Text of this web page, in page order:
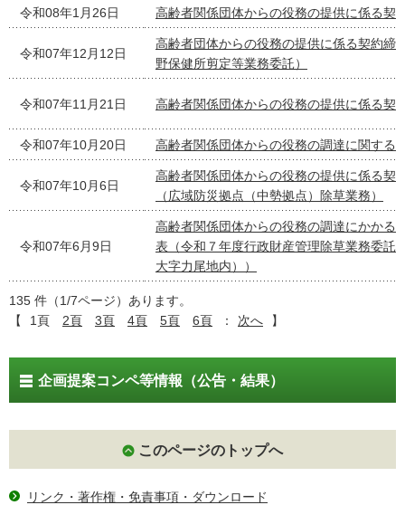
令和08年1月26日 高齢者関係団体からの役務の提供に係る契
令和07年12月12日
高齢者団体からの役務の提供に係る契約締
野保健所剪定等業務委託）
令和07年11月21日 高齢者関係団体からの役務の提供に係る契
令和07年10月20日 高齢者関係団体からの役務の調達に関する
令和07年10月6日
高齢者関係団体からの役務の提供に係る契
（広域防災拠点（中勢拠点）除草業務）
令和07年6月9日
高齢者関係団体からの役務の調達にかかる
表（令和７年度行政財産管理除草業務委託
大字力尾地内））
135 件（1/7ページ）あります。
【
1頁 2頁 3頁 4頁 5頁 6頁 ： 次へ 】
企画提案コンペ等情報（公告・結果）
このページのトップへ
リンク・著作権・免責事項・ダウンロード